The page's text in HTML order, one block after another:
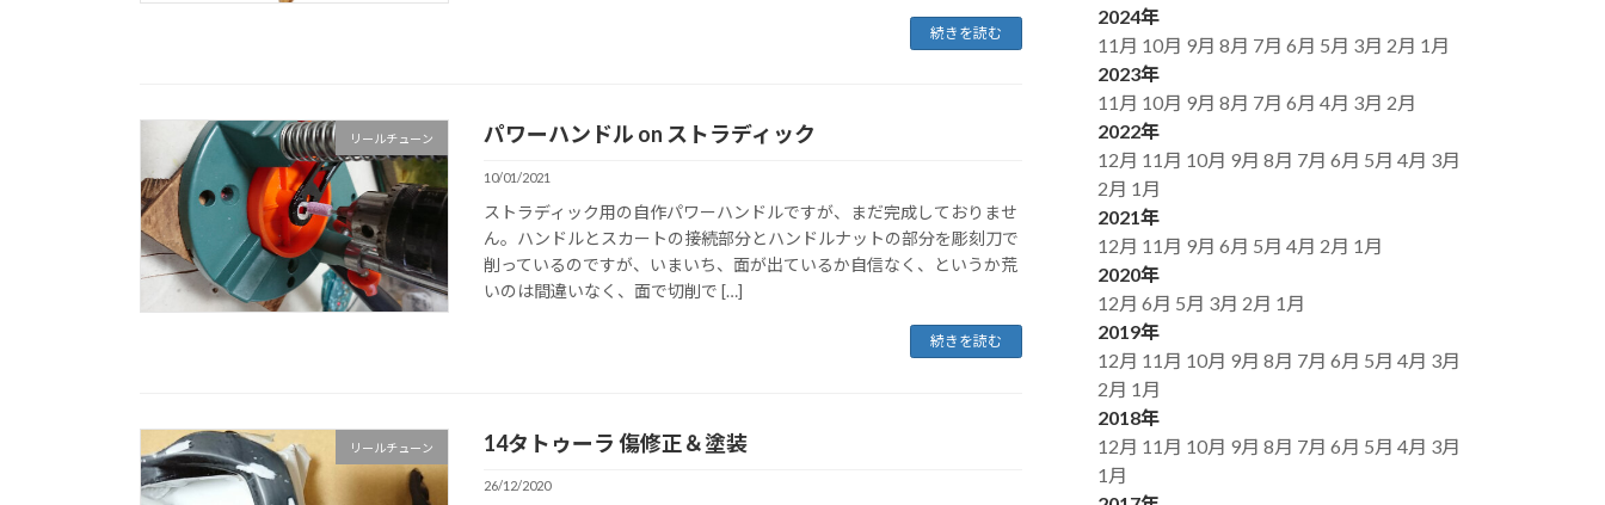
続きを読む
リールチューン パワーハンドル on ストラディック
10/01/2021
ストラディック用の自作パワーハンドルですが、まだ完成しておりませ
ん。ハンドルとスカートの接続部分とハンドルナットの部分を彫刻刀で
削っているのですが、いまいち、面が出ているか自信なく、というか荒
いのは間違いなく、面で切削で […]
続きを読む
リールチューン 14タトゥーラ 傷修正＆塗装
26/12/2020
2024年
11月 10月 9月8月 7月6月 5月 3月 2月 1月
2023年
11月 10月 9月8月 7月6月4月 3月 2月
2022年
12月 11月 10月 9月8月 7月6月 5月4月 3月
2月 1月
2021年
12月 11月 9月6月 5月4月 2月 1月
2020年
12月6月 5月 3月 2月 1月
2019年
12月 11月 10月 9月8月 7月6月 5月4月 3月
2月 1月
2018年
12月 11月 10月 9月8月 7月6月 5月4月 3月
1月